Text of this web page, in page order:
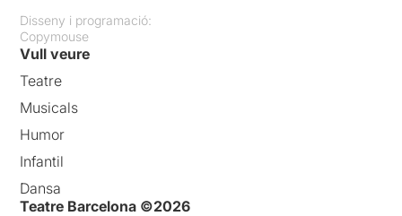
Disseny i programació:
Copymouse
Vull veure
Teatre
Musicals
Humor
Infantil
Dansa
Teatre Barcelona ©2026